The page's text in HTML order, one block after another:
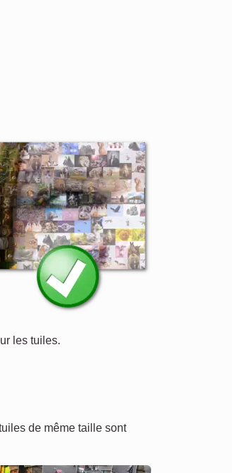
les tuiles.
de même taille sont